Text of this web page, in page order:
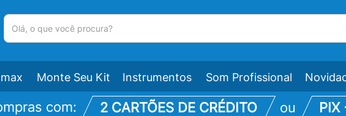
Monte Seu Kit Instrumentos Som Profissional
com: 2 CARTÕES DE CRÉDITO ou PIX